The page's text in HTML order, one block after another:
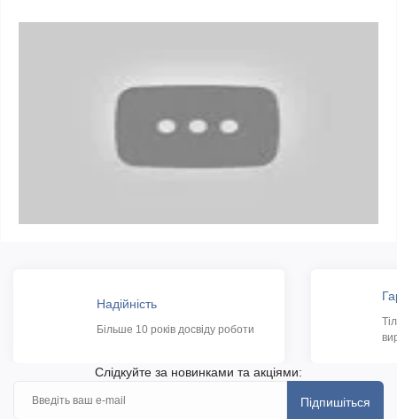
Надійність
Більше 10 років досвіду роботи
Слідкуйте за новинками та акціями:
Підпишіться